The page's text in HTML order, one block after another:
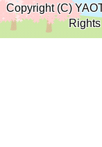
Copyright (C)